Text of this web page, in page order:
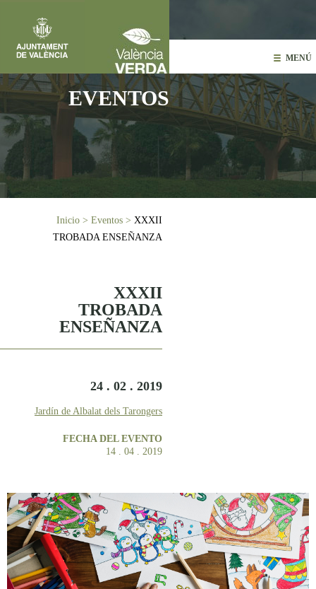
MENÚ
EVENTOS
Usted está aquí
Inicio > Eventos > XXXII
TROBADA ENSEÑANZA
XXXII
TROBADA
ENSEÑANZA
24 . 02 . 2019
Jardín de Albalat dels Tarongers
FECHA DEL EVENTO
14 . 04 . 2019